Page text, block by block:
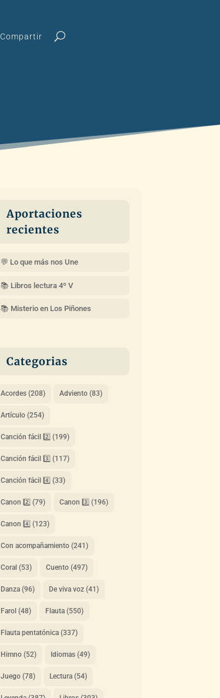
Compartir
Aportaciones
recientes
💬 Lo que más nos Une
📚 Libros lectura 4º V
📚 Misterio en Los Piñones
Categorias
Acordes(208) Adviento(83)
Artículo(254)
Canción fácil 2️⃣ (199)
Canción fácil 3️⃣ (117)
Canción fácil 4️⃣ (33)
Canon 2️⃣ (79) Canon 3️⃣ (196)
Canon 4️⃣ (123)
Con acompañamiento(241)
Coral (53) Cuento(497)
Danza(96) De viva voz(41)
Farol (48) Flauta(550)
Flauta pentatónica(337)
Himno(52) Idiomas(49)
Juego(78) Lectura(54)